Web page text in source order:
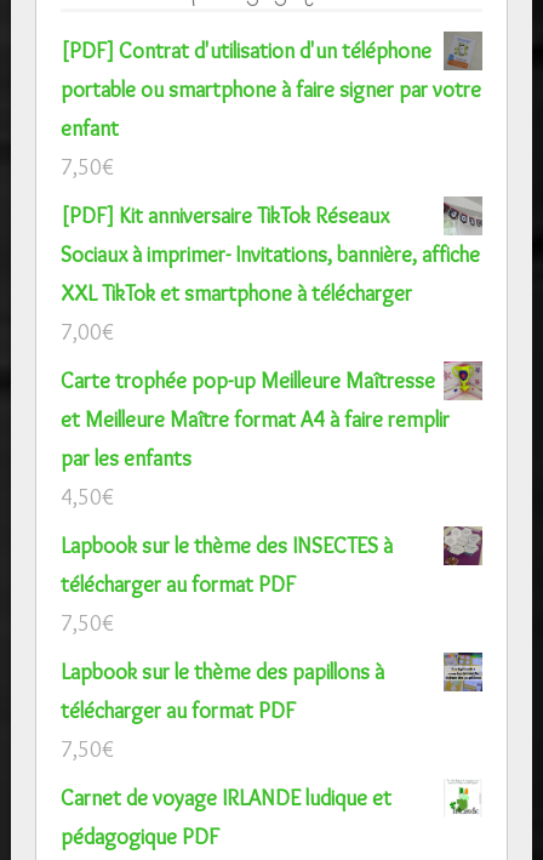
[PDF] Contrat d'utilisation d'un téléphone
portable ou smartphone à faire signer par votre
enfant
7,50€
[PDF] Kit anniversaire TikTok Réseaux
Sociaux à imprimer- Invitations, bannière, affiche
XXL TikTok et smartphone à télécharger
7,00€
Carte trophée pop-up Meilleure Maîtresse
et Meilleure Maître format A4 à faire remplir
par les enfants
4,50€
Lapbook sur le thème des INSECTES à
télécharger au format PDF
7,50€
Lapbook sur le thème des papillons à
télécharger au format PDF
7,50€
Carnet de voyage IRLANDE ludique et
pédagogique PDF